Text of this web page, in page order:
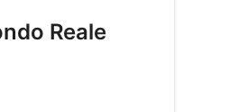
Reale